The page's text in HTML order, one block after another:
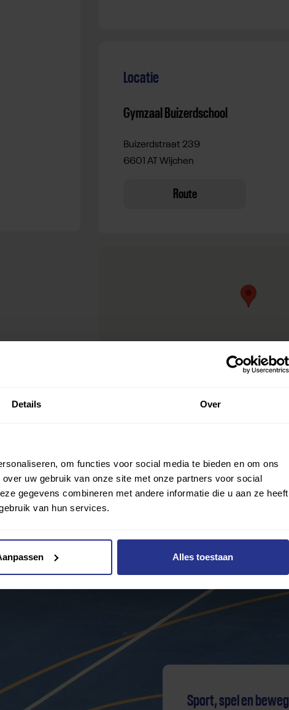
Details Over
om functies voor social media te bieden en om ons
uw gebruik van onze site met onze partners voor social
gegevens combineren met andere informatie die u aan ze heeft
van hun services.
Alles toestaan
Locatie
Gymzaal Buizerdschool
Buizerdstraat 239
6601 AT Wijchen
Route
Ik wil graag een proefles Ik
Sport, spel en